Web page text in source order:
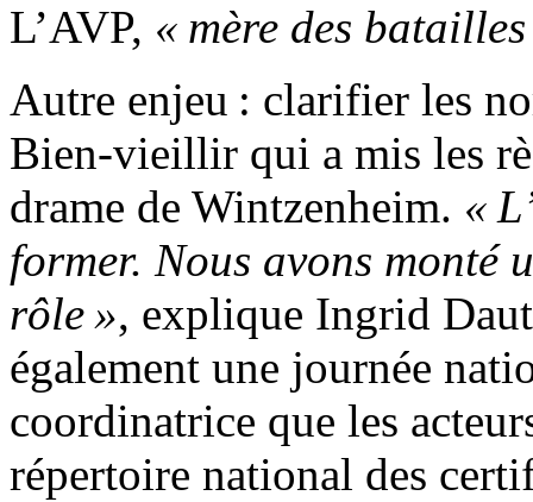
L’AVP, « mère des
Autre enjeu : clarifier les
Bien-vieillir qui a mis les
drame de Wintzenheim. «
former. Nous avons monté
rôle », explique Ingrid
également une journée
coordinatrice que les
répertoire national des